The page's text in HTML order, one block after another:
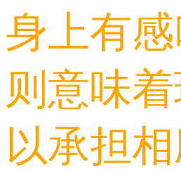
身上有感
则意味
以承担